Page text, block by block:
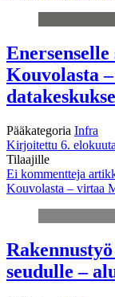
Kouvolasta
Pääkategoria Infra
Kirjoitettu 6.
Tilaajille
Ei kommentteja
Kouvolasta – virtaa
seudulle –